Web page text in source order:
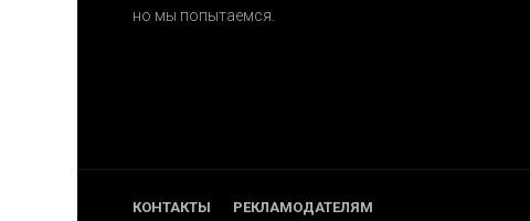
но мы попытаемся.
КОНТАКТЫ РЕКЛАМОДАТЕЛЯМ